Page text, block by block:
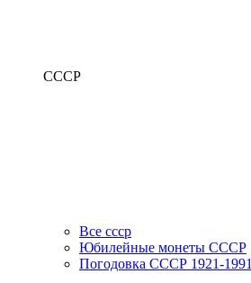
СССР
Все ссср
Юбилейные монеты СССР
Погодовка СССР 1921-1991